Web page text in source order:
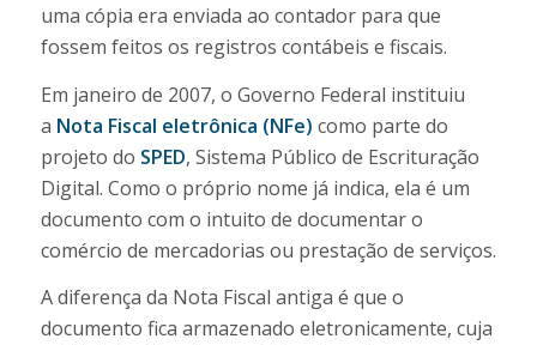
uma cópia era enviada ao contador para que
fossem feitos os registros contábeis e fiscais.
Em janeiro de 2007, o Governo Federal instituiu
a Nota Fiscal eletrônica (NFe) como parte do
projeto do SPED, Sistema Público de Escrituração
Digital. Como o próprio nome já indica, ela é um
documento com o intuito de documentar o
comércio de mercadorias ou prestação de serviços.
A diferença da Nota Fiscal antiga é que o
documento fica armazenado eletronicamente, cuja